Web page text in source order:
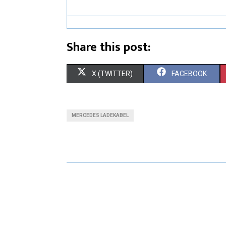
Share this post:
X (TWITTER) FACEBOOK
MERCEDES LADEKABEL